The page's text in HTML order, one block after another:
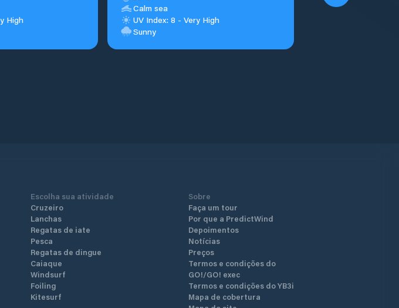
High
Calm sea
UV Index: 8 - Very High
Sunny
Escolha sua atividade
Cruzeiro
Lanchas
Regatas de iate
Pesca
Regatas de dingue
Caiaque
Windsurf
Foiling
Kitesurf
Sobre
Faça um tour
Por que a PredictWind
Depoimentos
Notícias
Preços
Termos e condições do
GO!/GO! exec
Termos e condições do YB3i
Mapa de cobertura